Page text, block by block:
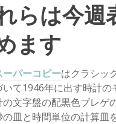
らは今週
ます
ーパーコピーはクラシッ
て1946年に出す時計
文字盤の配黒色ブレ
皿と時間単位の計算皿